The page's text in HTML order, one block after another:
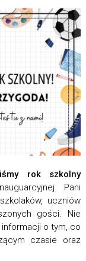
rok szkolny
Pani
uczniów
gości. Nie
o tym, co
czasie oraz